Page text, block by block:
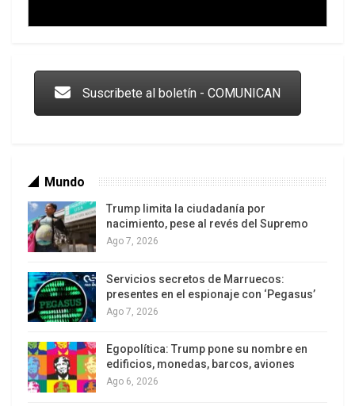
que se requieren para satisfacer plenamente las
Los latinos le van dando la espalda a Trump
Suscribete al boletín - COMUNICAN
Mundo
Trump limita la ciudadanía por
nacimiento, pese al revés del Supremo
Ago 7, 2026
Servicios secretos de Marruecos:
presentes en el espionaje con ‘Pegasus’
Ago 7, 2026
Egopolítica: Trump pone su nombre en
edificios, monedas, barcos, aviones
Ago 6, 2026